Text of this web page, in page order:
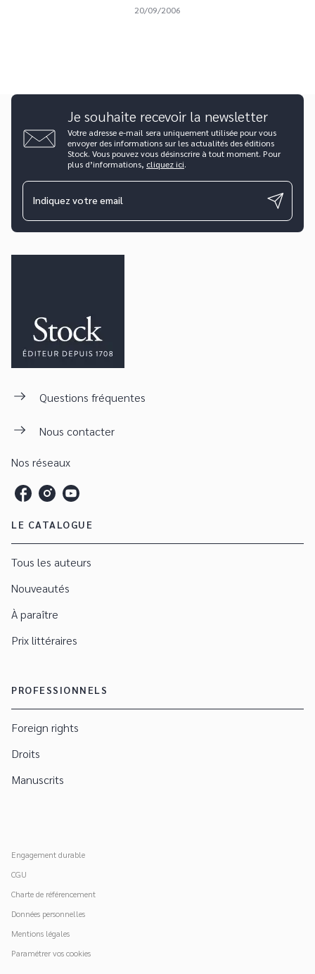
20/09/2006
Je souhaite recevoir la newsletter
Votre adresse e-mail sera uniquement utilisée pour vous
envoyer des informations sur les actualités des éditions
Stock. Vous pouvez vous désinscrire à tout moment. Pour
plus d’informations, cliquez ici.
Indiquez votre email
Questions fréquentes
Nous contacter
Nos réseaux
LE CATALOGUE
Tous les auteurs
Nouveautés
À paraître
Prix littéraires
PROFESSIONNELS
Foreign rights
Droits
Manuscrits
Engagement durable
CGU
Charte de référencement
Données personnelles
Mentions légales
Paramétrer vos cookies